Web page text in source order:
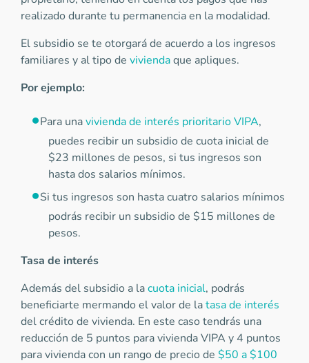
realizado durante tu permanencia en la modalidad.
El subsidio se te otorgará de acuerdo a los ingresos
familiares y al tipo de viviendaque apliques.
Por ejemplo:
Para unavivienda de interés prioritario VIPA,
puedes recibir un subsidio de cuota inicial de
$23 millones de pesos, si tus ingresos son
hasta dos salarios mínimos.
Si tus ingresos son hasta cuatro salarios mínimos
podrás recibir un subsidio de $15 millones de
pesos.
Tasa de interés
Además del subsidio a lacuota inicial, podrás
beneficiarte mermando el valor de latasa de interés
del crédito de vivienda. En este caso tendrás una
reducción de 5 puntos para vivienda VIPA y 4 puntos
para vivienda con un rango de precio de $50 a $100